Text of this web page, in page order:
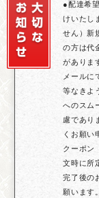
●配達希
けいたし
せん）新
の方は代
がありま
メールに
等なきよ
へのスム
慮であり
くお願い
クーポン
文時に所
完了後の
願います